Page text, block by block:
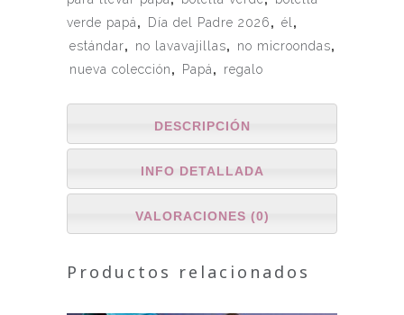
verde papá, Día del Padre 2026, él ,
estándar, no lavavajillas, no microondas,
nueva colección, Papá, regalo
DESCRIPCIÓN
INFO DETALLADA
VALORACIONES (0)
Productos relacionados